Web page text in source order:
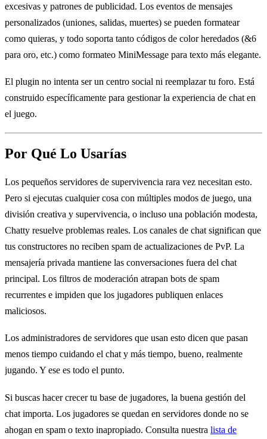
excesivas y patrones de publicidad. Los eventos de mensajes
personalizados (uniones, salidas, muertes) se pueden formatear
como quieras, y todo soporta tanto códigos de color heredados (&6
para oro, etc.) como formateo MiniMessage para texto más elegante.
El plugin no intenta ser un centro social ni reemplazar tu foro. Está
construido específicamente para gestionar la experiencia de chat en
el juego.
Por Qué Lo Usarías
Los pequeños servidores de supervivencia rara vez necesitan esto.
Pero si ejecutas cualquier cosa con múltiples modos de juego, una
división creativa y supervivencia, o incluso una población modesta,
Chatty resuelve problemas reales. Los canales de chat significan que
tus constructores no reciben spam de actualizaciones de PvP. La
mensajería privada mantiene las conversaciones fuera del chat
principal. Los filtros de moderación atrapan bots de spam
recurrentes e impiden que los jugadores publiquen enlaces
maliciosos.
Los administradores de servidores que usan esto dicen que pasan
menos tiempo cuidando el chat y más tiempo, bueno, realmente
jugando. Y ese es todo el punto.
Si buscas hacer crecer tu base de jugadores, la buena gestión del
chat importa. Los jugadores se quedan en servidores donde no se
ahogan en spam o texto inapropiado. Consulta nuestra lista de